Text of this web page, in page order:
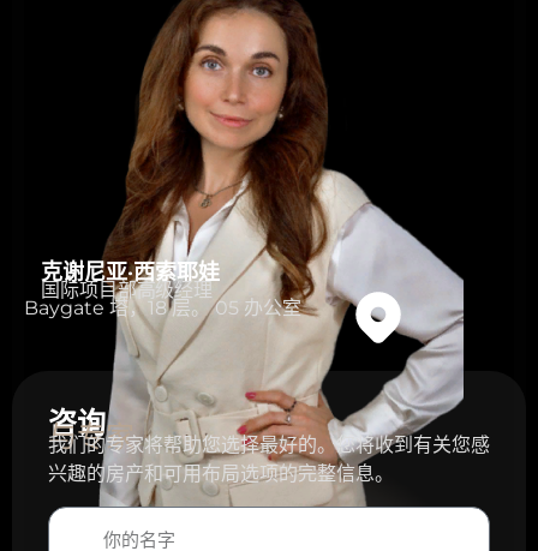
咨询
与专家
我们的专家将帮助您选择最好的。您将收到有关您感
兴趣的房产和可用布局选项的完整信息。
克谢尼亚·西索耶娃
国际项目部高级经理
Baygate 塔，18 层。 05 办公室